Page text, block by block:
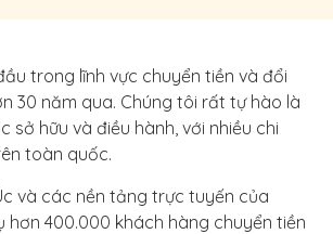
trong lĩnh vực chuyển tiền và đổi
30 năm qua. Chúng tôi rất tự hào là
sở hữu và điều hành, với nhiều chi
toàn quốc.
và các nền tảng trực tuyến của
hơn 400.000 khách hàng chuyển tiền